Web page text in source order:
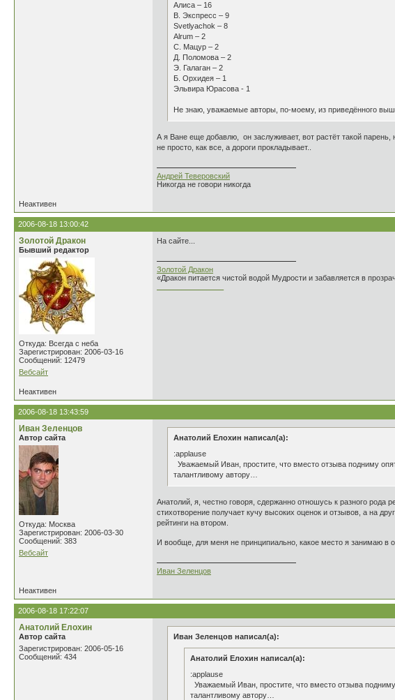
Алиса – 16
В. Экспресс – 9
Svetlyachok – 8
Alrum – 2
С. Мацур – 2
Д. Поломова – 2
Э. Галаган – 2
Б. Орхидея – 1
Эльвира Юрасова - 1
Не знаю, уважаемые авторы, по-моему, из приведённого
А я Ване еще добавлю, он заслуживает, вот растёт такой
не просто, как все, а дороги прокладывает..
Андрей Теверовский
Никогда не говори никогда
Неактивен
2006-08-18 13:00:42
Золотой Дракон
Бывший редактор
Откуда: Всегда с неба
Зарегистрирован: 2006-03-16
Сообщений: 12479
Вебсайт
На сайте...
Золотой Дракон
«Дракон питается чистой водой Мудрости и забавляется в
Неактивен
2006-08-18 13:43:59
Иван Зеленцов
Автор сайта
Откуда: Москва
Зарегистрирован: 2006-03-30
Сообщений: 383
Вебсайт
Анатолий Елохин написал(а):
:applause
Уважаемый Иван, простите, что вместо отзыва подниму
талантливому автору…
Анатолий, я, честно говоря, сдержанно отношусь к разного рода
стихотворение получает кучу высоких оценок и отзывов, а на
рейтинги на втором.
И вообще, для меня не принципиально, какое место я занимаю в
Иван Зеленцов
Неактивен
2006-08-18 17:22:07
Анатолий Елохин
Автор сайта
Зарегистрирован: 2006-05-16
Сообщений: 434
Иван Зеленцов написал(а):
Анатолий Елохин написал(а):
:applause
Уважаемый Иван, простите, что вместо отзыва
талантливому автору…